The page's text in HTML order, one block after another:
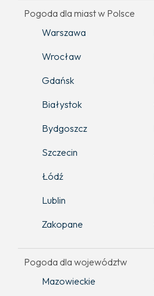
Pogoda dla miast w Polsce
Warszawa
Wrocław
Gdańsk
Białystok
Bydgoszcz
Szczecin
Łódź
Lublin
Zakopane
Pogoda dla województw
Mazowieckie